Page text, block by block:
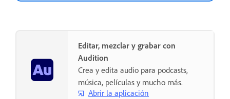
Editar, mezclar y grabar con
Audition
Crea y edita audio para podcasts,
música, películas y mucho más.
Abrir la aplicación